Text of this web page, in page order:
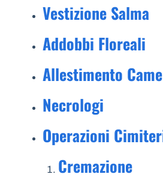
Vestizione Salma
Addobbi Floreali
Allestimento
Necrologi
Operazioni
Cremazione